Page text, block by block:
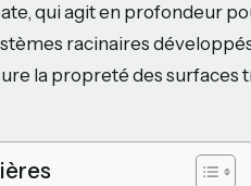
qui agit en profondeur
racinaires
la propreté des surfaces